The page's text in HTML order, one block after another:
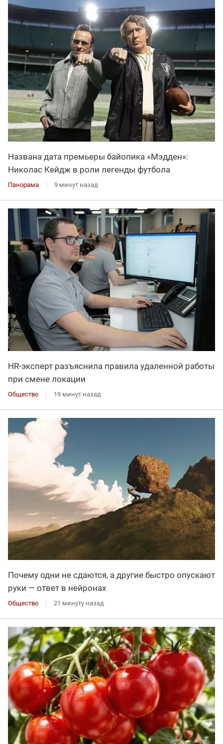
Названа дата премьеры байопика «Мэдден»:
Николас Кейдж в роли легенды футбола
Панорама 9 минут назад
HR-эксперт разъяснила правила удаленной работы
при смене локации
Общество 19 минут назад
Почему одни не сдаются, а другие быстро опускают
руки — ответ в нейронах
Общество 21 минуту назад